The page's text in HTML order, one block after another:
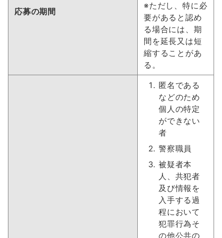
応募の期間
※ただし、特に必
要があると認め
る場合には、期
間を延長又は短
縮することがあ
る。
匿名である
などのため
個人の特定
ができない
者
警察職員
被疑者本
人、共犯者
及び情報を
入手する過
程において
犯罪行為そ
の他公共の